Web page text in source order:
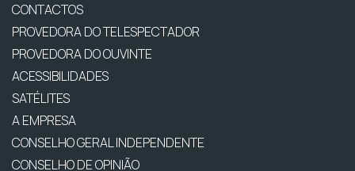
CONTACTOS
PROVEDORA DO TELESPECTADOR
PROVEDORA DO OUVINTE
ACESSIBILIDADES
SATÉLITES
A EMPRESA
CONSELHO GERAL INDEPENDENTE
CONSELHO DE OPINIÃO